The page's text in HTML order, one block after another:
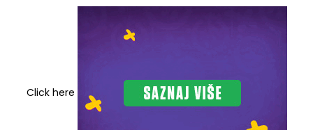
Click here